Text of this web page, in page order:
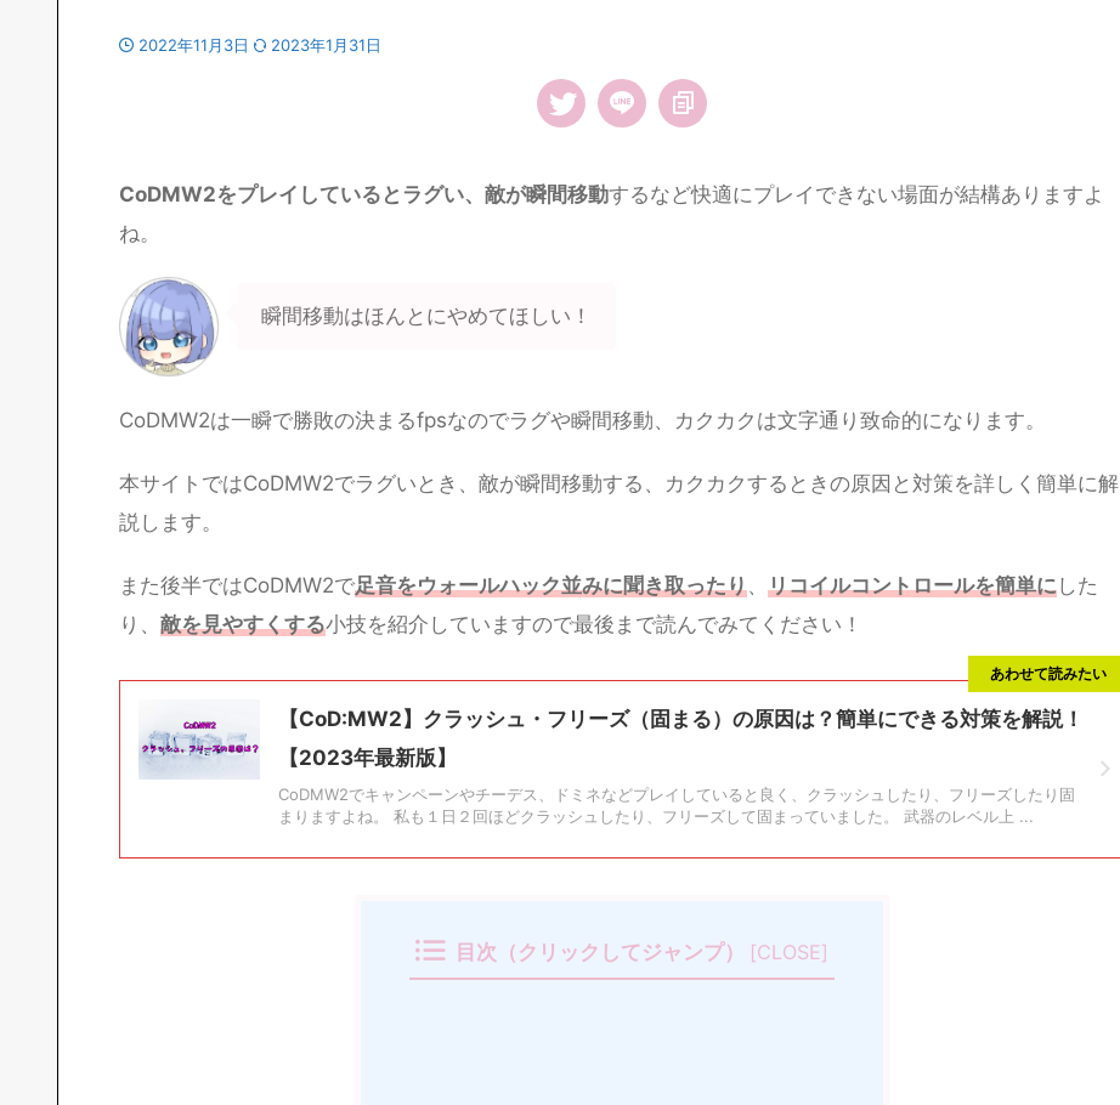
2022年11月3日 2023年1月31日
CoDMW2をプレイしているとラグい、敵が瞬間移動するなど快適にプレイできない場面が結構ありますよ
ね。
瞬間移動はほんとにやめてほしい！
CoDMW2は一瞬で勝敗の決まるfpsなのでラグや瞬間移動、カクカクは文字通り致命的になります。
本サイトではCoDMW2でラグいとき、敵が瞬間移動する、カクカクするときの原因と対策を詳しく簡単に解
説します。
また後半ではCoDMW2で足音をウォールハック並みに聞き取ったり リコイルコントロールを簡単にした
り、 敵を見やすくする小技を紹介していますので最後まで読んでみてください！
【CoD:MW2】クラッシュ・フリーズ（固まる）の原因は？簡単にできる対策を解説！
【2023年最新版】
CoDMW2でキャンペーンやチーデス、ドミネなどプレイしていると良く、クラッシュしたり、フリーズしたり固
まりますよね。 私も１日２回ほどクラッシュしたり、フリーズして固まっていました。 武器のレベル上 ...
あわせて読みたい
目次（クリックしてジャンプ） [CLOSE]